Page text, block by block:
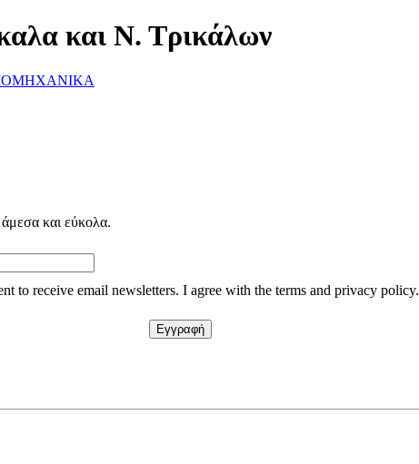
και Ν. Τρικάλων
και εύκολα.
to receive email newsletters. I agree with the terms and privacy policy.